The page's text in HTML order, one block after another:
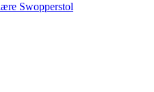
Swopperstol